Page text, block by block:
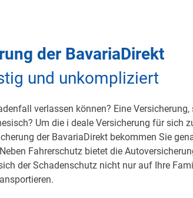
der BavariaDirekt
und unkompliziert
verlassen können? Eine
Um die i deale Versicherung für sich
der BavariaDirekt bekommen Sie
Fahrerschutz bietet die
der Schadenschutz nicht nur auf Ihre